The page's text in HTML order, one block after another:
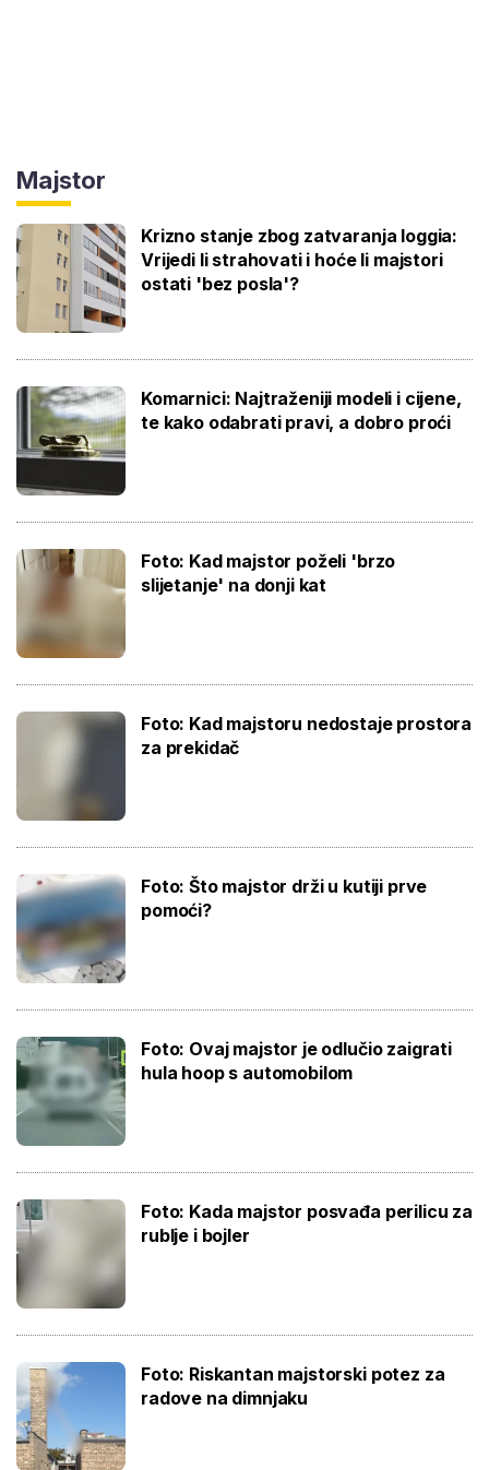
Majstor
Krizno stanje zbog zatvaranja loggia:
Vrijedi li strahovati i hoće li majstori
ostati 'bez posla'?
Komarnici: Najtraženiji modeli i cijene,
te kako odabrati pravi, a dobro proći
Foto: Kad majstor poželi 'brzo
slijetanje' na donji kat
Foto: Kad majstoru nedostaje prostora
za prekidač
Foto: Što majstor drži u kutiji prve
pomoći?
Foto: Ovaj majstor je odlučio zaigrati
hula hoop s automobilom
Foto: Kada majstor posvađa perilicu za
rublje i bojler
Foto: Riskantan majstorski potez za
radove na dimnjaku